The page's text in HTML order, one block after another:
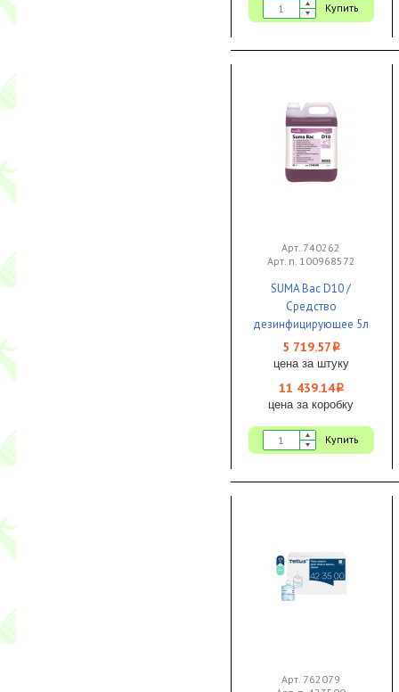
Купить
Арт. 740262
Арт. п. 100968572
SUMA Bac D10 /
Средство
дезинфицирующее 5л
1/2 ЧЗ
5 719.57 i
цена за штуку
11 439.14i
цена за коробку
Купить
Арт. 762079